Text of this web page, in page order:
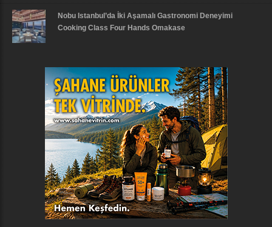
Nobu Istanbul’da İki Aşamalı Gastronomi Deneyimi
Cooking Class Four Hands Omakase